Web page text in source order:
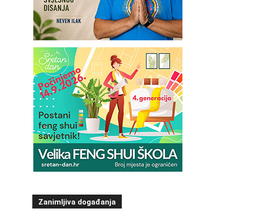
Zanimljiva događanja